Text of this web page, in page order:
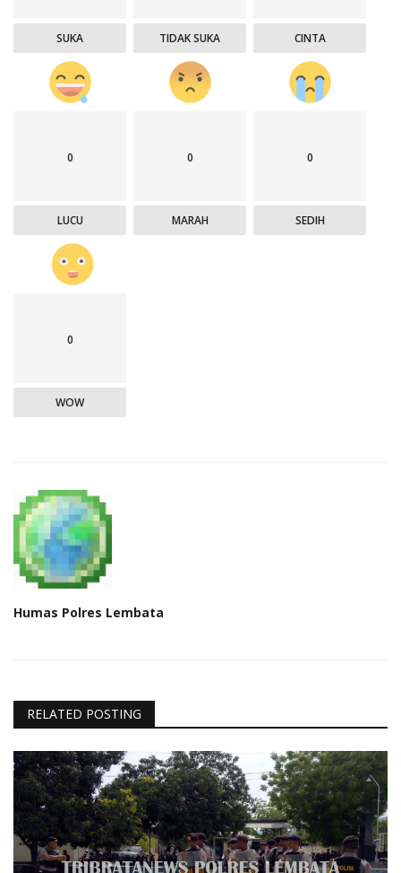
SUKA TIDAK SUKA CINTA
0
LUCU
0
MARAH
0
SEDIH
0
WOW
Humas Polres Lembata
RELATED POSTING